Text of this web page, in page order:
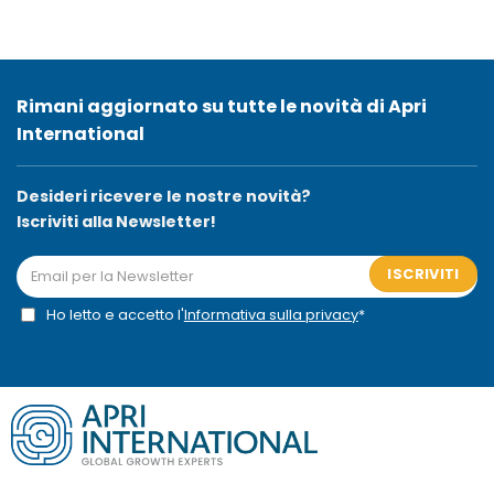
Rimani aggiornato su tutte le novità di Apri
International
Desideri ricevere le nostre novità?
Iscriviti alla Newsletter!
ISCRIVITI
Ho letto e accetto l'Informativa sulla privacy*